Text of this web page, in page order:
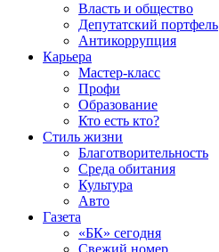
Власть и общество
Депутатский портфель
Антикоррупция
Карьера
Мастер-класс
Профи
Образование
Кто есть кто?
Стиль жизни
Благотворительность
Среда обитания
Культура
Авто
Газета
«БК» сегодня
Свежий номер